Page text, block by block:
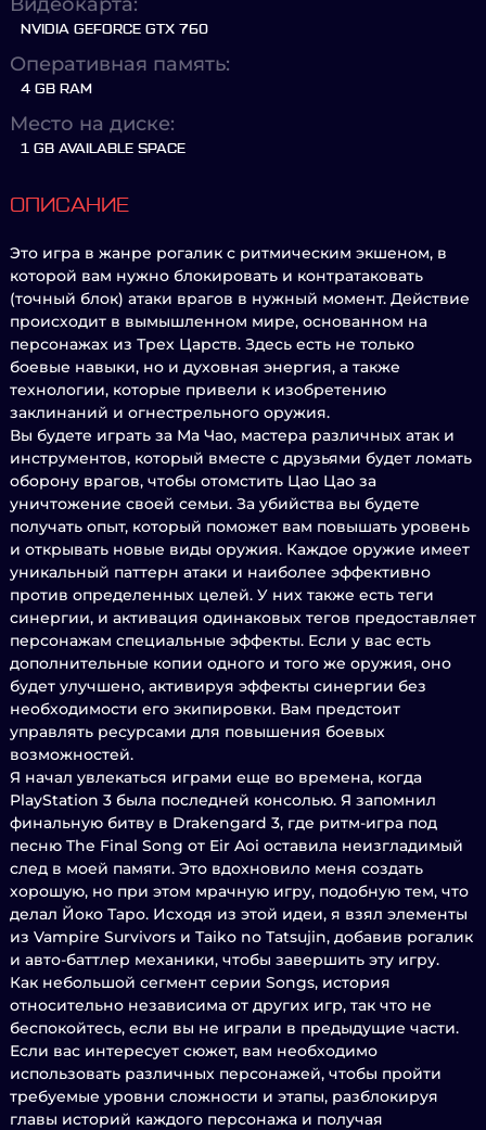
NVIDIA GEFORCE GTX 760
Оперативная память:
4 GB RAM
Место на диске:
1 GB AVAILABLE SPACE
ОПИСАНИЕ
Это игра в жанре рогалик с ритмическим экшеном, в
которой вам нужно блокировать и контратаковать
(точный блок) атаки врагов в нужный момент. Действие
происходит в вымышленном мире, основанном на
персонажах из Трех Царств. Здесь есть не только
боевые навыки, но и духовная энергия, а также
технологии, которые привели к изобретению
заклинаний и огнестрельного оружия.
Вы будете играть за Ма Чао, мастера различных атак и
инструментов, который вместе с друзьями будет ломать
оборону врагов, чтобы отомстить Цао Цао за
уничтожение своей семьи. За убийства вы будете
получать опыт, который поможет вам повышать уровень
и открывать новые виды оружия. Каждое оружие имеет
уникальный паттерн атаки и наиболее эффективно
против определенных целей. У них также есть теги
синергии, и активация одинаковых тегов предоставляет
персонажам специальные эффекты. Если у вас есть
дополнительные копии одного и того же оружия, оно
будет улучшено, активируя эффекты синергии без
необходимости его экипировки. Вам предстоит
управлять ресурсами для повышения боевых
возможностей.
Я начал увлекаться играми еще во времена, когда
PlayStation 3 была последней консолью. Я запомнил
финальную битву в Drakengard 3, где ритм-игра под
песню The Final Song от Eir Aoi оставила неизгладимый
след в моей памяти. Это вдохновило меня создать
хорошую, но при этом мрачную игру, подобную тем, что
делал Йоко Таро. Исходя из этой идеи, я взял элементы
из Vampire Survivors и Taiko no Tatsujin, добавив рогалик
и авто-баттлер механики, чтобы завершить эту игру.
Как небольшой сегмент серии Songs, история
относительно независима от других игр, так что не
беспокойтесь, если вы не играли в предыдущие части.
Если вас интересует сюжет, вам необходимо
использовать различных персонажей, чтобы пройти
требуемые уровни сложности и этапы, разблокируя
главы историй каждого персонажа и получая